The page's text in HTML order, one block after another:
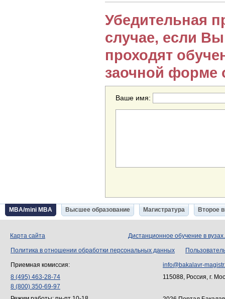
Убедительная
случае, если
проходят
заочной форме
Ваше имя:
MBA/mini MBA Высшее образование Магистратура Второе
Карта сайта Дистанционное обучение в
Политика в отношении обработки персональных данных
Приемная комиссия:
8 (495) 463-28-74
8 (800) 350-69-97
info@bakalavr-
115088, Россия, г.